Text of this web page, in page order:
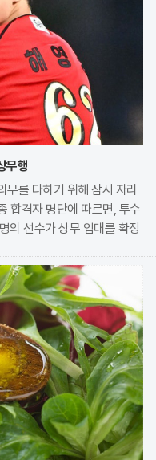
무행
무를 다하기 위해 잠시 자리
합격자 명단에 따르면, 투수
의 선수가 상무 입대를 확정